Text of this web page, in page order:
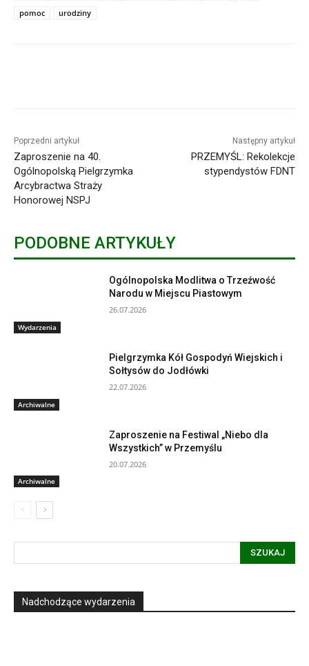
pomoc
urodziny
Poprzedni artykuł
Zaproszenie na 40.
Ogólnopolską Pielgrzymka
Arcybractwa Straży
Honorowej NSPJ
Następny artykuł
PRZEMYŚL: Rekolekcje
stypendystów FDNT
PODOBNE ARTYKUŁY
Wydarzenia
Ogólnopolska Modlitwa o Trzeźwość
Narodu w Miejscu Piastowym
26.07.2026
Archiwalne
Pielgrzymka Kół Gospodyń Wiejskich i
Sołtysów do Jodłówki
22.07.2026
Archiwalne
Zaproszenie na Festiwal „Niebo dla
Wszystkich” w Przemyślu
20.07.2026
SZUKAJ
Nadchodzące wydarzenia